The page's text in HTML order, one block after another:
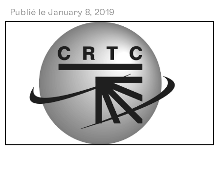
Publié le January 8, 2019